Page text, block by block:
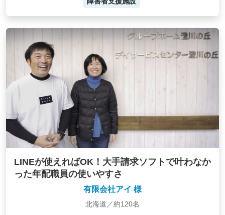
LINEが使えればOK！大手請求ソフトで叶わなか
った年配職員の使いやすさ
有限会社アイ 様
北海道／約120名